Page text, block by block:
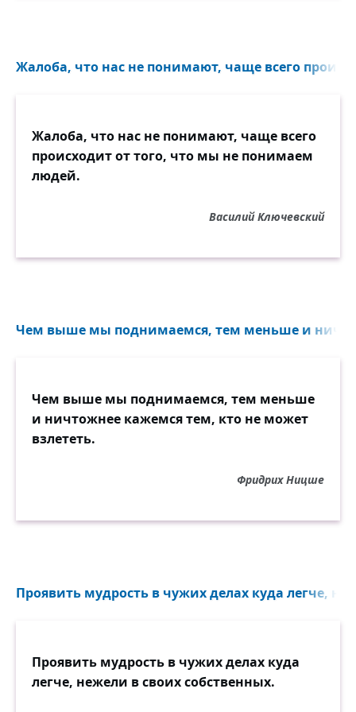
Жалоба, что нас не понимают, чаще всего
Жалоба, что нас не понимают, чаще всего
происходит от того, что мы не понимаем
людей.
Василий Ключевский
Чем выше мы поднимаемся, тем меньше и
Чем выше мы поднимаемся, тем меньше
и ничтожнее кажемся тем, кто не может
взлететь.
Фридрих Ницше
Проявить мудрость в чужих делах куда легче,
Проявить мудрость в чужих делах куда
легче, нежели в своих собственных.